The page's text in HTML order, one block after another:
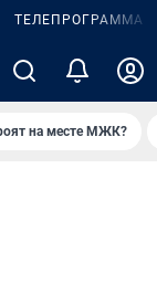
ТЕЛЕПРОГРАММА
на месте МЖК?